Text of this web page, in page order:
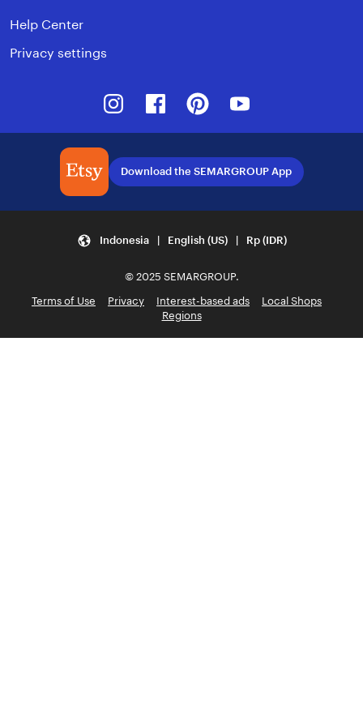
Help Center
Privacy settings
InstagramFacebookPinterest
Download the SEMARGROUP App
Indonesia | English (US) | Rp (IDR)
© 2025 SEMARGROUP.
Terms of Use
Privacy Interest-based ads
Local Shops
Regions